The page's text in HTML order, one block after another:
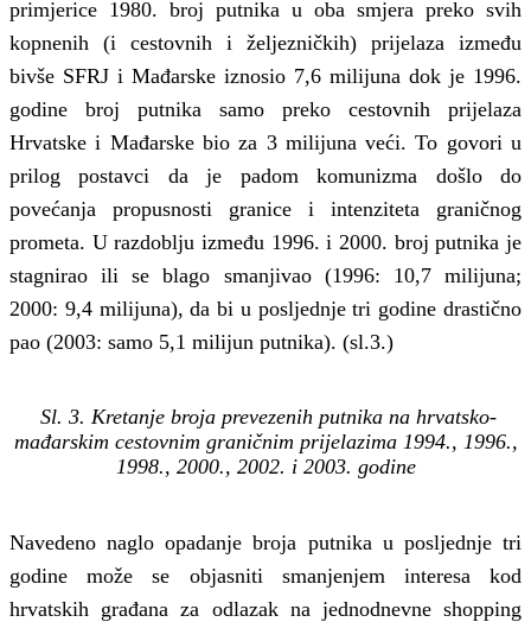
primjerice 1980. broj putnika u oba smjera preko svih
kopnenih (i cestovnih i željezničkih) prijelaza između
bivše SFRJ i Mađarske iznosio 7,6 milijuna dok je 1996.
godine broj putnika samo preko cestovnih prijelaza
Hrvatske i Mađarske bio za 3 milijuna veći. To govori u
prilog postavci da je padom komunizma došlo do
povećanja propusnosti granice i intenziteta graničnog
prometa. U razdoblju između 1996. i 2000. broj putnika je
stagnirao ili se blago smanjivao (1996: 10,7 milijuna;
2000: 9,4 milijuna), da bi u posljednje tri godine drastično
pao (2003: samo 5,1 milijun putnika). (sl.3.)
Sl. 3. Kretanje broja prevezenih putnika na hrvatsko-
mađarskim cestovnim graničnim prijelazima 1994., 1996.,
1998., 2000., 2002. i 2003. godine
Navedeno naglo opadanje broja putnika u posljednje tri
godine može se objasniti smanjenjem interesa kod
hrvatskih građana za odlazak na jednodnevne shopping